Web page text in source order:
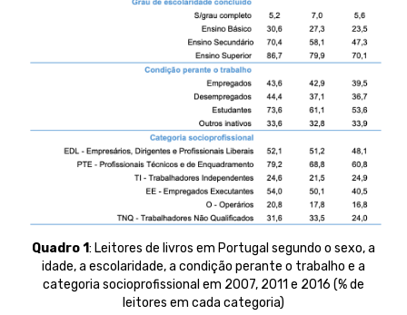
Quadro 1: Leitores de livros em Portugal segundo o sexo, a
idade, a escolaridade, a condição perante o trabalho e a
categoria socioprofissional em 2007, 2011 e 2016 (% de
leitores em cada categoria)